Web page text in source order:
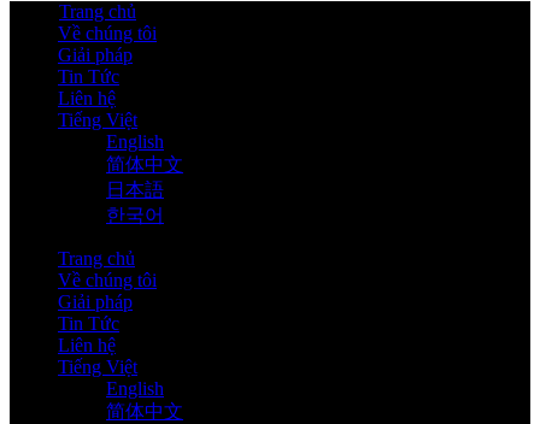
Trang chủ
Về chúng tôi
Giải pháp
Tin Tức
Liên hệ
Tiếng Việt
English
简体中文
日本語
한국어
Trang chủ
Về chúng tôi
Giải pháp
Tin Tức
Liên hệ
Tiếng Việt
English
简体中文